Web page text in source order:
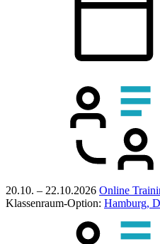
20.10. – 22.10.2026 Online
Klassenraum-Option: Hamburg,